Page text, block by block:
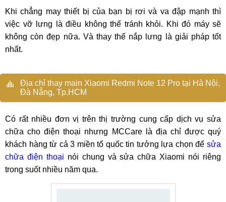
Khi chẳng may thiết bị của bạn bị rơi và va đập mạnh thì
việc vỡ lưng là điều không thể tránh khỏi. Khi đó máy sẽ
không còn đẹp nữa. Và thay thế nắp lưng là giải pháp tốt
nhất.
Địa chỉ thay main Xiaomi Redmi Note 12 Pro tại Hà Nội,
Đà Nẵng, Tp.HCM
Có rất nhiều đơn vị trên thị trường cung cấp dịch vụ sửa
chữa cho điện thoại nhưng MCCare là địa chỉ được quý
khách hàng từ cả 3 miền tổ quốc tin tưởng lựa chọn để sửa
chữa điện thoại nói chung và sửa chữa Xiaomi nói riêng
trong suốt nhiều năm qua.